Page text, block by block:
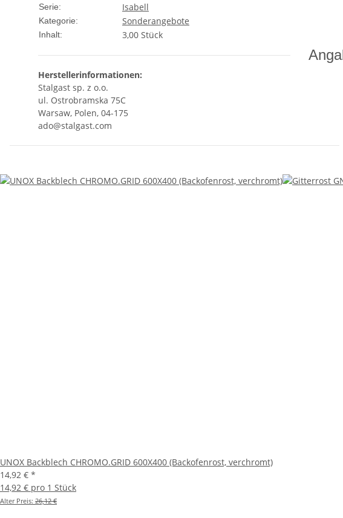
Serie: Isabell
Kategorie: Sonderangebote
Inhalt: 3,00 Stück
Herstellerinformationen:
Stalgast sp. z o.o.
ul. Ostrobramska 75C
Warsaw, Polen, 04-175
ado@stalgast.com
UNOX Backblech CHROMO.GRID 600X400 (Backofenrost, verchromt)
14,92 € *
14,92 € pro 1 Stück
Alter Preis: 26,12 €